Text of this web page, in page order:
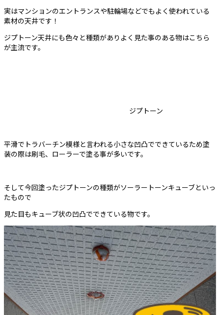
実はマンションのエントランスや駐輪場などでもよく使われている
素材の天井です！
ジプトーン天井にも色々と種類がありよく見た事のある物はこちら
が主流です。
ジプトーン
平滑でトラバーチン模様と言われる小さな凹凸でできているため塗
装の際は刷毛、ローラーで塗る事が多いです。
そして今回塗ったジプトーンの種類がソーラートーンキューブといっ
たもので
見た目もキューブ状の凹凸でできている物です。